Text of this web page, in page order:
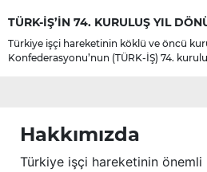
TÜRK-İŞ’İN 74. KURULUŞ YIL
Türkiye işçi hareketinin köklü ve öncü
Konfederasyonu’nun (TÜRK-İŞ) 74.
Hakkımızda
Türkiye işçi hareketinin önemli